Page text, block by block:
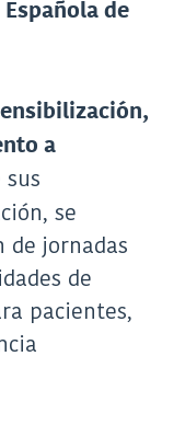
de
a
sus
se
de jornadas
de
pacientes,